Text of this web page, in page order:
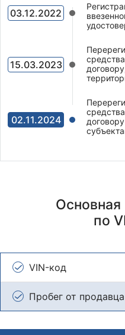
03.12.2022
15.03.2023
02.11.2024
по
VIN-код
Пробег от продавца